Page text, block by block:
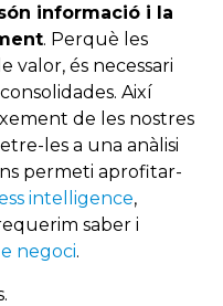
informació i la
. Perquè les
valor, és necessari
Així
de les nostres
les a una anàlisi
permeti aprofitar-
intelligence,
saber i
negoci.